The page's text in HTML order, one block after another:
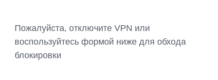
Пожалуйста, отключите VPN или
воспользуйтесь формой ниже для обхода
блокировки